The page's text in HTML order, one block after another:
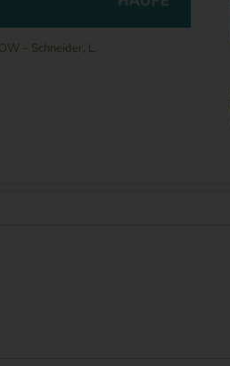
– Schneider, L.